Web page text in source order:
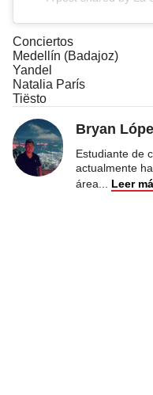
Conciertos
Medellín (Badajoz)
Yandel
Natalia París
Tiësto
Bryan
Estudiante de
actualmente
área
Leer